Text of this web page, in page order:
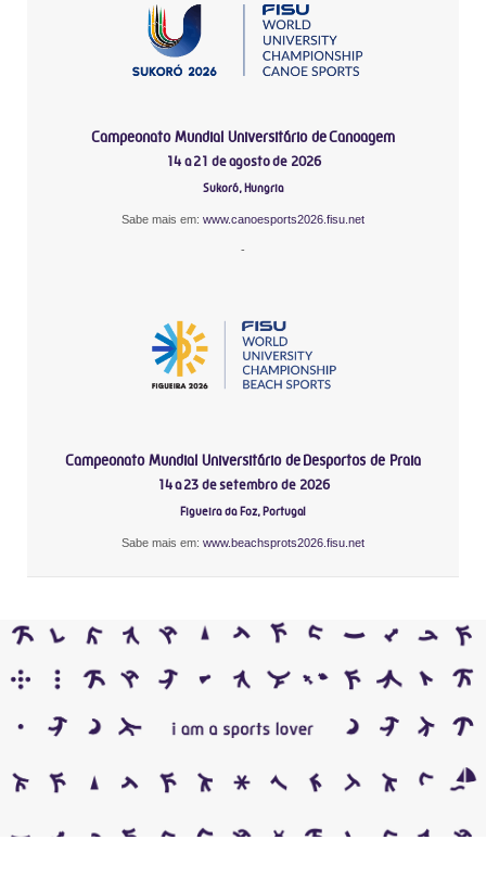
Campeonato Mundial Universitário de Canoagem
14 a 21 de agosto de 2026
Sukoró, Hungria
Sabe mais em: www.canoesports2026.fisu.net
-
Campeonato Mundial Universitário de Desportos de Praia
14 a 23 de setembro de 2026
Figueira da Foz, Portugal
Sabe mais em: www.beachsprots2026.fisu.net